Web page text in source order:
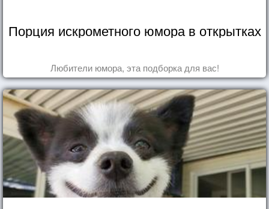
Порция искрометного юмора в открытках
Любители юмора, эта подборка для вас!